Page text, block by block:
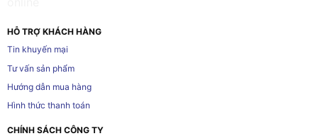
HỖ TRỢ KHÁCH HÀNG
Tin khuyến mại
Tư vấn sản phẩm
Hướng dẫn mua hàng
Hình thức thanh toán
CHÍNH SÁCH CÔNG TY